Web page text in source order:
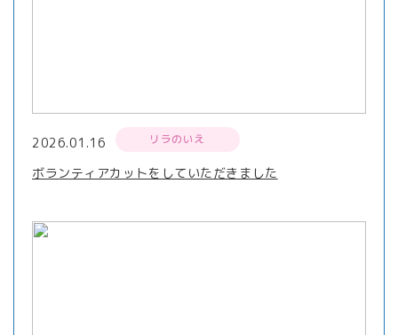
2026.01.16 リラのいえ
ボランティアカットをしていただきました